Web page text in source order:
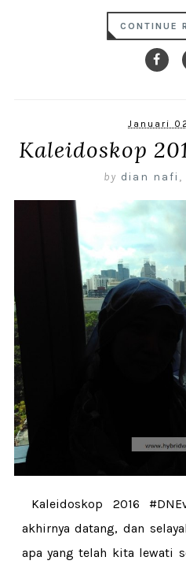
CONTINUE
Januari
Kaleidoskop
by dian nafi ,
Kaleidoskop 2016
akhirnya datang, dan
apa yang telah kita lewati